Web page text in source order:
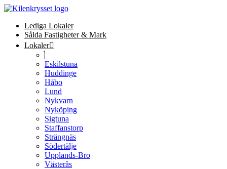
Lediga Lokaler
Sålda Fastigheter & Mark
Lokaler
Eskilstuna
Huddinge
Håbo
Lund
Nykvarn
Nyköping
Sigtuna
Staffanstorp
Strängnäs
Södertälje
Upplands-Bro
Västerås